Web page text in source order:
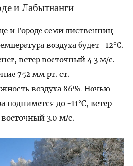
и Лабытнанги
и Городе семи лиственниц
воздуха будет -12°C.
ветер восточный 4.3 м/с.
752 мм рт. ст.
воздуха 86%. Ночью
поднимется до -11°C, ветер
3.0 м/с.